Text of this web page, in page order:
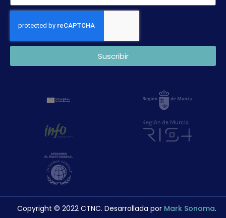
Suscribir
Copyright © 2022 CTNC. Desarrollada por Mark Sonoma.